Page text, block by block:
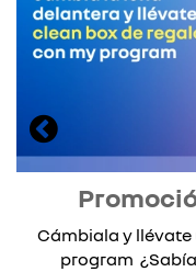
Cámbiala y llévate
program